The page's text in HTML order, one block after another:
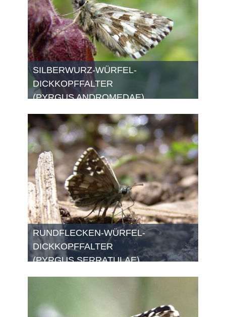
SILBERWURZ-WÜRFEL-
DICKKOPFFALTER
(PYRGUS ANDROMEDAE)
RUNDFLECKEN-WÜRFEL-
DICKKOPFFALTER
(PYRGUS SERRATULAE)